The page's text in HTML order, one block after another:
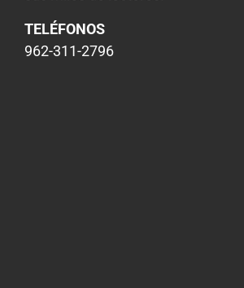
TELÉFONOS
962-311-2796